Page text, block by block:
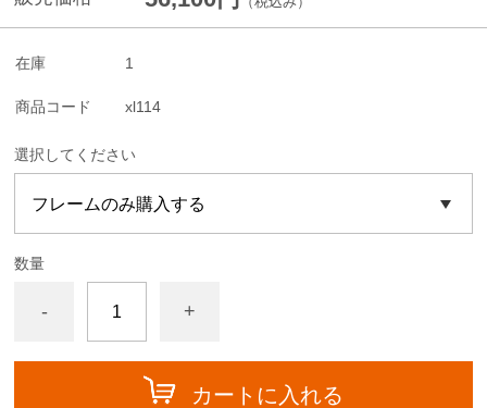
在庫 1
商品コード xl114
選択してください
数量
- +
カートに入れる